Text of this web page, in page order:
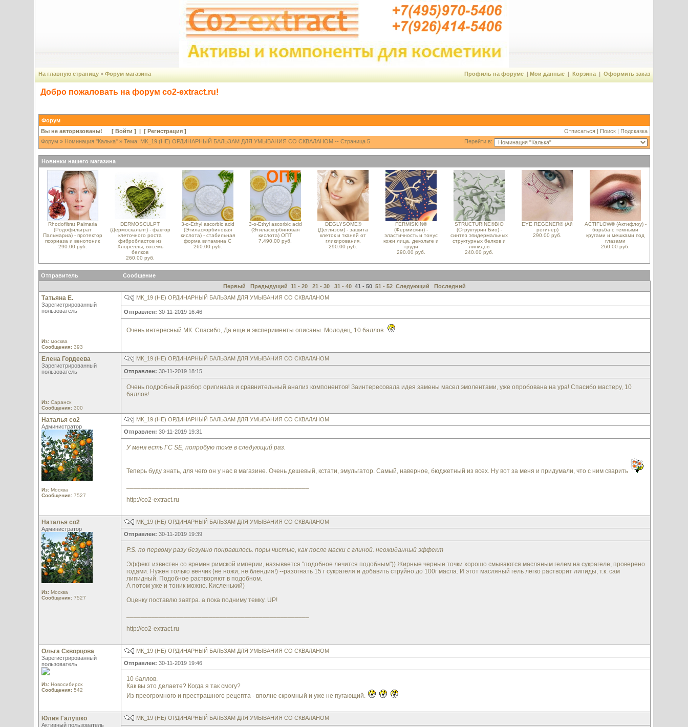
На главную страницу» Форум магазина Профиль на форуме| Мои данные| Корзина| Оформить заказ
Добро пожаловать на форум co2-extract.ru!
Форум
Вы не авторизованы! [ Войти ] | [ Регистрация] Отписаться| Поиск| Подсказка
Форум » Номинация "Калька"» Тема: МК_19 (НЕ) ОРДИНАРНЫЙ БАЛЬЗАМ ДЛЯ УМЫВАНИЯ СО СКВАЛАНОМ -- Страница 5 Перейти в:
Новинки нашего магазина
Rhodofiltrat Palmaria
(Родофильтрат
Пальмариа) - протектор
псориаза и венотоник
290.00 руб.
DERMOSCULPT
(Дермоскальпт) - фактор
клеточного роста
фибробластов из
Хлореллы, восемь
белков
260.00 руб.
3-o-Ethyl ascorbic acid
(Этиласкорбиновая
кислота) - стабильная
форма витамина С
260.00 руб.
3-o-Ethyl ascorbic acid
(Этиласкорбиновая
кислота) ОПТ
7,490.00 руб.
DEGLYSOME®
(Деглизом) - защита
клеток и тканей от
гликирования.
290.00 руб.
FERMISKIN®
(Фермискин) -
эластичность и тонус
кожи лица, декольте и
груди
290.00 руб.
STRUCTURINE®BIO
(Структурин Био) -
синтез эпидермальных
структурных белков и
липидов
240.00 руб.
EYE REGENER® (Ай
регинер)
290.00 руб.
ACTIFLOW® (Актифлоу) -
борьба с темными
кругами и мешками под
глазами
260.00 руб.
Отправитель
Сообщение
Первый
Предыдущий 11 - 20 21 - 30 31 - 4041 - 50 51 - 52 Следующий Последний
Татьяна Е.
Зарегистрированный
пользователь
Из:москва
Сообщения:393
МК_19 (НЕ) ОРДИНАРНЫЙ БАЛЬЗАМ ДЛЯ УМЫВАНИЯ СО СКВАЛАНОМ
Отправлен: 30-11-2019 16:46
Очень интересный МК. Спасибо, Да еще и эксперименты описаны. Молодец, 10 баллов.
Елена Гордеева
Зарегистрированный
пользователь
Из:Саранск
Сообщения:300
МК_19 (НЕ) ОРДИНАРНЫЙ БАЛЬЗАМ ДЛЯ УМЫВАНИЯ СО СКВАЛАНОМ
Отправлен: 30-11-2019 18:15
Очень подробный разбор оригинала и сравнительный анализ компонентов! Заинтересовала идея замены масел эмолентами, уже опробована на ура! Спасибо мастеру, 10
баллов!
Наталья со2
Администратор
Из:Москва
Сообщения:7527
МК_19 (НЕ) ОРДИНАРНЫЙ БАЛЬЗАМ ДЛЯ УМЫВАНИЯ СО СКВАЛАНОМ
Отправлен: 30-11-2019 19:31
У меня есть ГС SE, попробую тоже в следующий раз.
Теперь буду знать, для чего он у нас в магазине. Очень дешевый, кстати, эмульгатор. Самый, наверное, бюджетный из всех. Ну вот за меня и придумали, что с ним сварить
http://co2-extract.ru
Наталья со2
Администратор
Из:Москва
Сообщения:7527
МК_19 (НЕ) ОРДИНАРНЫЙ БАЛЬЗАМ ДЛЯ УМЫВАНИЯ СО СКВАЛАНОМ
Отправлен: 30-11-2019 19:39
P.S. по первому разу безумно понравилось. поры чистые, как после маски с глиной. неожиданный эффект
Эффект известен со времен римской империи, называется "подобное лечится подобным")) Жирные черные точки хорошо смываются масляным гелем на сукрагеле, проверено
годами. Нужен только венчик (не ножи, не блендия!) --разогнать 15 г сукрагеля и добавить струйно до 100г масла. И этот масляный гель легко растворит липиды, т.к. сам
липидный. Подобное растворяют в подобном.
А потом уже и тоник можно. Кисленький)
Оценку поставлю завтра. а пока подниму темку. UP!
http://co2-extract.ru
Ольга Скворцова
Зарегистрированный
пользователь
Из:Новосибирск
Сообщения:542
МК_19 (НЕ) ОРДИНАРНЫЙ БАЛЬЗАМ ДЛЯ УМЫВАНИЯ СО СКВАЛАНОМ
Отправлен: 30-11-2019 19:46
10 баллов.
Как вы это делаете? Когда я так смогу?
Из преогромного и престрашного рецепта - вполне скромный и уже не пугающий.
Юлия Галушко
Активный пользователь
МК_19 (НЕ) ОРДИНАРНЫЙ БАЛЬЗАМ ДЛЯ УМЫВАНИЯ СО СКВАЛАНОМ